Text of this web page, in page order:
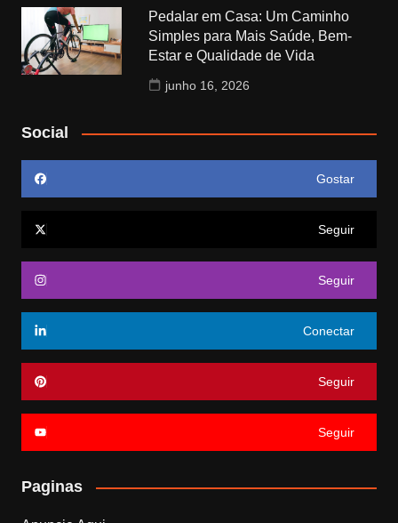
Pedalar em Casa: Um Caminho
Simples para Mais Saúde, Bem-
Estar e Qualidade de Vida
junho 16, 2026
Social
Gostar
Seguir
Seguir
Conectar
Seguir
Seguir
Paginas